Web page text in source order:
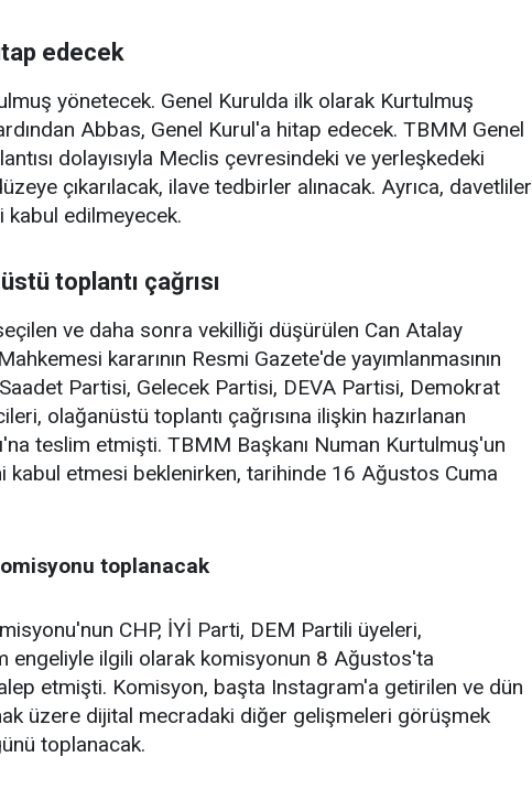
edecek
yönetecek. Genel Kurulda ilk olarak Kurtulmuş
Abbas, Genel Kurul'a hitap edecek. TBMM Genel
dolayısıyla Meclis çevresindeki ve yerleşkedeki
çıkarılacak, ilave tedbirler alınacak. Ayrıca, davetliler
kabul edilmeyecek.
toplantı çağrısı
ve daha sonra vekilliği düşürülen Can Atalay
kararının Resmi Gazete'de yayımlanmasının
Partisi, Gelecek Partisi, DEVA Partisi, Demokrat
olağanüstü toplantı çağrısına ilişkin hazırlanan
teslim etmişti. TBMM Başkanı Numan Kurtulmuş'un
kabul etmesi beklenirken, tarihinde 16 Ağustos Cuma
toplanacak
CHP, İYİ Parti, DEM Partili üyeleri,
engeliyle ilgili olarak komisyonun 8 Ağustos'ta
etmişti. Komisyon, başta Instagram'a getirilen ve dün
üzere dijital mecradaki diğer gelişmeleri görüşmek
toplanacak.